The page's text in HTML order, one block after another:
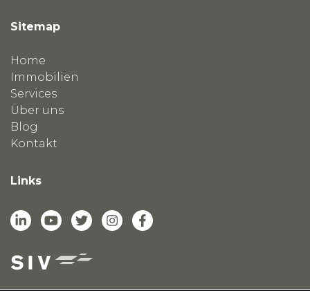
Sitemap
Home
Immobilien
Services
Über uns
Blog
Kontakt
Links